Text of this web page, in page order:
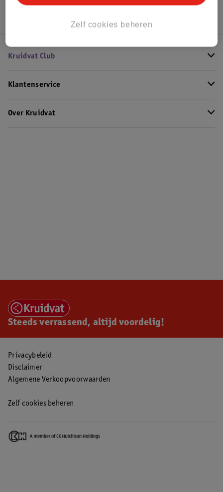
Kruidvat Club
Klantenservice
Over Kruidvat
Steeds verrassend, altijd voordelig!
Privacybeleid
Disclaimer
Algemene Verkoopvoorwaarden
Zelf cookies beheren
Zelf cookies beheren